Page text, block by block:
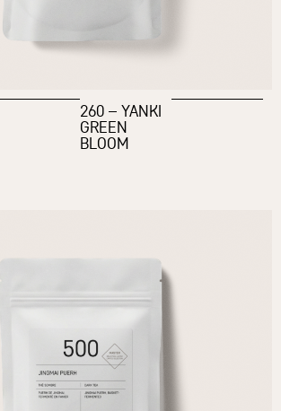
260 – YANKI
GREEN
BLOOM